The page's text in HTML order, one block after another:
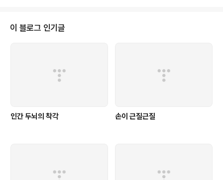
타 블로그 사이트에 등록을 하고 자신의 글에 대한 적극적인 홍보를 하기도 합
니다. 가히 별 ㅈㄹ을 다하는 겁니다. 물론 많은 방문자를 유치하기 위한 궁극적
이 블로그 인기글
인간 두뇌의 착각 손이 근질근질